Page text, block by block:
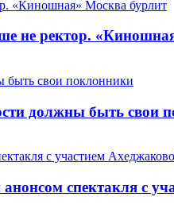
не ректор.
должны быть свои
спектакля с